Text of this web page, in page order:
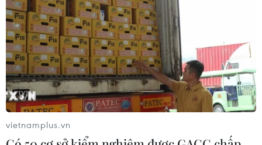
12/07/2022 11:23
Đồng USD tăng giá lên mức kỷ lục mới trong 20 năm so
với các đồng tiền mạnh khác khiến vàng được định giá
theo đồng tiền này trở nên đắt hơn với những người
mua bằng các đồng tiền khác.
vietnamplus.vn